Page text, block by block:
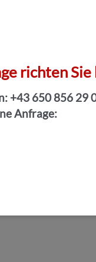
richten
+43 650 856 29
Anfrage: